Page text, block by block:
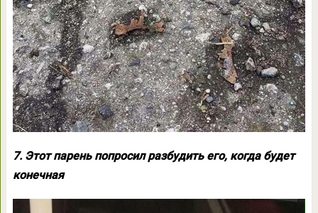
7. Этот парень попросил разбудить его, когда будет
конечная